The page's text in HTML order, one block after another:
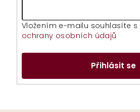
Vložením e-mailu souhlasíte s
ochrany osobních údajů
Přihlásit se